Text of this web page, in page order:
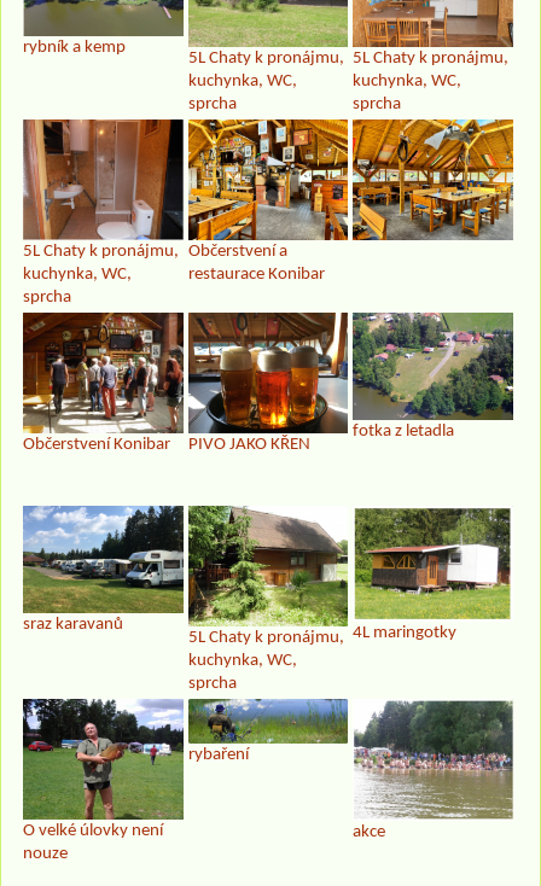
rybník a kemp
5L Chaty k pronájmu,
kuchynka, WC,
sprcha
5L Chaty k pronájmu,
kuchynka, WC,
sprcha
5L Chaty k pronájmu,
kuchynka, WC,
sprcha
Občerstvení a
restaurace Konibar
Občerstvení Konibar PIVO JAKO KŘEN
fotka z letadla
sraz karavanů
5L Chaty k pronájmu,
kuchynka, WC,
sprcha
4L maringotky
O velké úlovky není
nouze
rybaření
akce